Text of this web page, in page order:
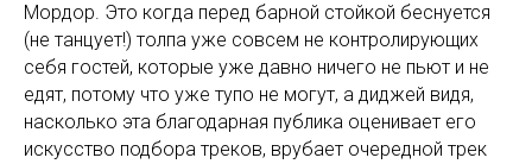
Мордор. Это когда перед барной стойкой беснуется
(не танцует!) толпа уже совсем не контролирующих
себя гостей, которые уже давно ничего не пьют и не
едят, потому что уже тупо не могут, а диджей видя,
насколько эта благодарная публика оценивает его
искусство подбора треков, врубает очередной трек